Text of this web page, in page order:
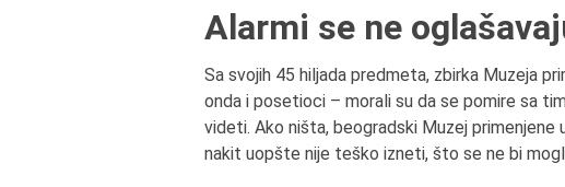
Alarmi se ne
Sa svojih 45 hiljada predmeta, zbirka Muzeja
onda i posetioci – morali su da se pomire sa
videti. Ako ništa, beogradski Muzej
nakit uopšte nije teško izneti, što se ne bi